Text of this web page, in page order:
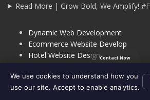
Read More | Grow Bold, We Amplify!
Dynamic Web Development
Ecommerce Website Develop
Hotel Website Design
WordPress Website Development
Travel portal website development
Contact Now
Phone
WhatsAppEmail
We use cookies to understand how you
use our site. Accept to enable analytics.